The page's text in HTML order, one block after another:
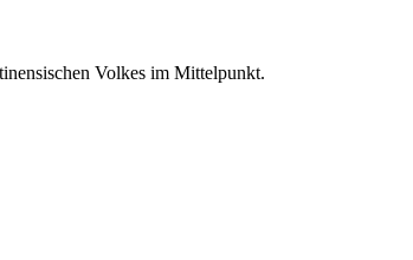
Volkes im Mittelpunkt.